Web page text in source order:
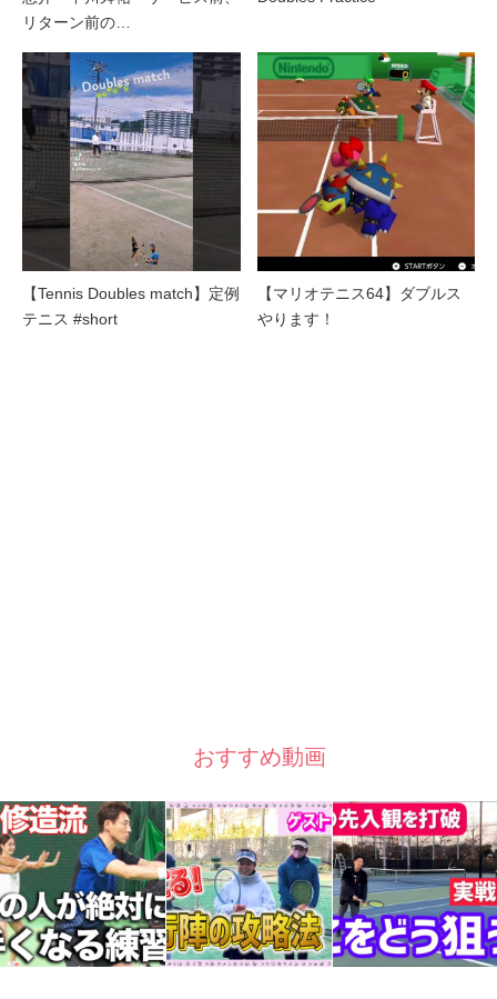
リターン前の…
【Tennis Doubles match】定例
テニス #short
【マリオテニス64】ダブルス
やります！
おすすめ動画